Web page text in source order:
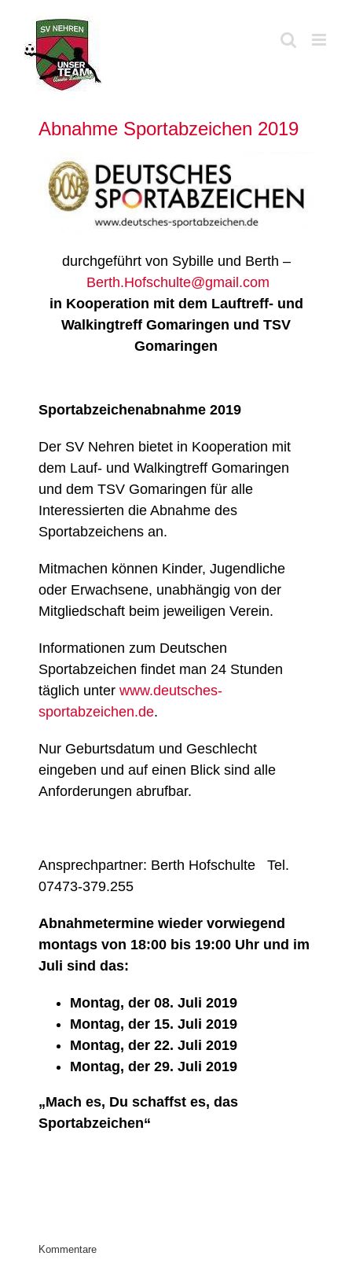
springen
Abnahme Sportabzeichen 2019
durchgeführt von Sybille und Berth –
Berth.Hofschulte@gmail.com
in Kooperation mit dem Lauftreff- und
Walkingtreff Gomaringen und TSV
Gomaringen
Sportabzeichenabnahme 2019
Der SV Nehren bietet in Kooperation mit
dem Lauf- und Walkingtreff Gomaringen
und dem TSV Gomaringen für alle
Interessierten die Abnahme des
Sportabzeichens an.
Mitmachen können Kinder, Jugendliche
oder Erwachsene, unabhängig von der
Mitgliedschaft beim jeweiligen Verein.
Informationen zum Deutschen
Sportabzeichen findet man 24 Stunden
täglich unterwww.deutsches-
sportabzeichen.de.
Nur Geburtsdatum und Geschlecht
eingeben und auf einen Blick sind alle
Anforderungen abrufbar.
Ansprechpartner: Berth Hofschulte Tel.
07473-379.255
Abnahmetermine wieder vorwiegend
montags von 18:00 bis 19:00 Uhr und im
Juli sind das:
Montag, der 08. Juli 2019
Montag, der 15. Juli 2019
Montag, der 22. Juli 2019
Montag, der 29. Juli 2019
„Mach es, Du schaffst es, das
Sportabzeichen“
Kommentare